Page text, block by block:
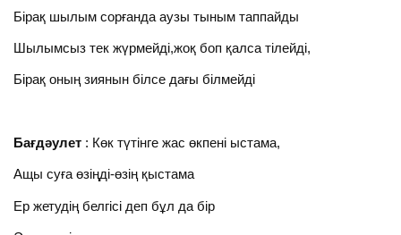
Бірақ шылым сорғанда аузы тыным таппайды
Шылымсыз тек жүрмейді,жоқ боп қалса тілейді,
Бірақ оның зиянын білсе дағы білмейді
Бағдәулет : Көк түтінге жас өкпені ыстама,
Ащы суға өзіңді-өзің қыстама
Ер жетудің белгісі деп бұл да бір